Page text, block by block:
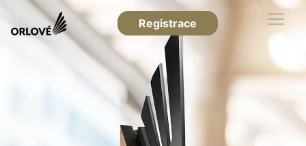
Registrace